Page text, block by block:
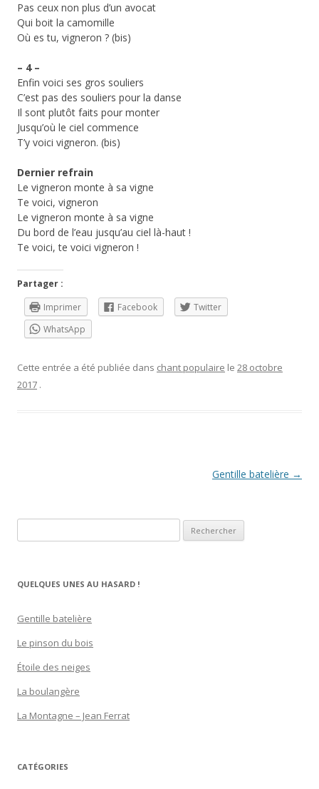
Pas ceux non plus d’un avocat
Qui boit la camomille
Où es tu, vigneron ? (bis)
– 4 –
Enfin voici ses gros souliers
C’est pas des souliers pour la danse
Il sont plutôt faits pour monter
Jusqu’où le ciel commence
T’y voici vigneron. (bis)
Dernier refrain
Le vigneron monte à sa vigne
Te voici, vigneron
Le vigneron monte à sa vigne
Du bord de l’eau jusqu’au ciel là-haut !
Te voici, te voici vigneron !
Partager :
Imprimer
Facebook
Twitter
WhatsApp
Cette entrée a été publiée dans chant populaire le 28 octobre
2017 .
Gentille batelière →
QUELQUES UNES AU HASARD !
Gentille batelière
Le pinson du bois
Étoile des neiges
La boulangère
La Montagne – Jean Ferrat
CATÉGORIES